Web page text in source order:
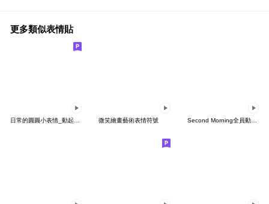
更多類似表情貼
微笑繪畫藝術表情符號 Second Morning全員動態表情貼